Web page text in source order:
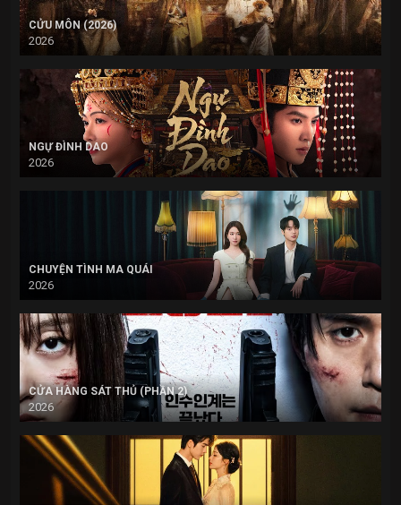
CỬU MÔN (2026)
2026
NGỰ ĐÌNH DAO
2026
CHUYỆN TÌNH MA QUÁI
2026
CỬA HÀNG SÁT THỦ (PHẦN 2)
2026